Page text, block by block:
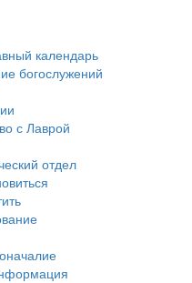
календарь
богослужений
с Лаврой
отдел